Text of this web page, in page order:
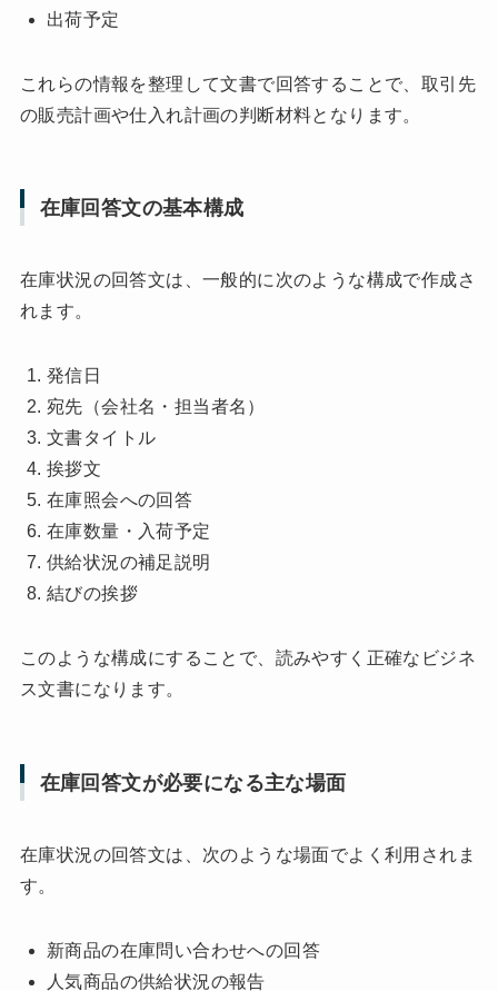
出荷予定
これらの情報を整理して文書で回答することで、取引先
の販売計画や仕入れ計画の判断材料となります。
在庫回答文の基本構成
在庫状況の回答文は、一般的に次のような構成で作成さ
れます。
発信日
宛先（会社名・担当者名）
文書タイトル
挨拶文
在庫照会への回答
在庫数量・入荷予定
供給状況の補足説明
結びの挨拶
このような構成にすることで、読みやすく正確なビジネ
ス文書になります。
在庫回答文が必要になる主な場面
在庫状況の回答文は、次のような場面でよく利用されま
す。
新商品の在庫問い合わせへの回答
人気商品の供給状況の報告